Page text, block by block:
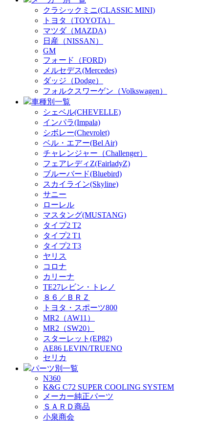
クラシックミニ(CLASSIC MINI)
トヨタ（TOYOTA）
マツダ（MAZDA)
日産（NISSAN）
GM
フォード（FORD)
メルセデス(Mercedes)
ダッジ（Dodge）
フォルクスワーゲン（Volkswagen）
車種別一覧
シェベル(CHEVELLE)
インパラ(Impala)
シボレー(Chevrolet)
ベル・エアー(Bel Air)
チャレンジャー（Challenger）
フェアレディZ(FairladyZ)
ブルーバード(Bluebird)
スカイライン(Skyline)
サニー
ローレル
マスタング(MUSTANG)
タイプ2 T2
タイプ2 T1
タイプ2 T3
ヤリス
コロナ
カリーナ
TE27レビン・トレノ
８６／ＢＲＺ
トヨタ・スポーツ800
MR2（AW11）
MR2（SW20）
スターレット(EP82)
AE86 LEVIN/TRUENO
セリカ
パーツ別一覧
N360
K&G C72 SUPER COOLING SYSTEM
メーカー純正パーツ
ＳＡＲＤ商品
小泉商会